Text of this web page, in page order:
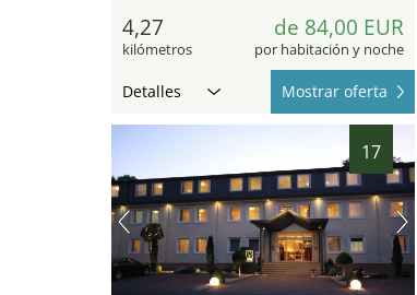
4,27
kilómetros
de 84,00 EUR
por habitación y noche
Detalles Mostrar oferta
17